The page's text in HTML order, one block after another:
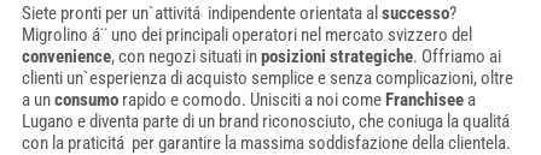
Siete pronti per un`attivitá indipendente orientata al successo?
Migrolino á¨ uno dei principali operatori nel mercato svizzero del
convenience, con negozi situati inposizioni strategiche. Offriamo ai
clienti un`esperienza di acquisto semplice e senza complicazioni, oltre
a unconsumorapido e comodo. Unisciti a noi comeFranchiseea
Lugano e diventa parte di un brand riconosciuto, che coniuga la qualitá
con la praticitá per garantire la massima soddisfazione della clientela.